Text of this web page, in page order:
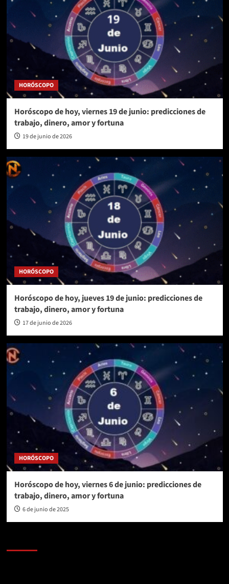
HORÓSCOPO
Horóscopo de hoy, viernes 19 de junio: predicciones de
trabajo, dinero, amor y fortuna
19 de junio de 2026
HORÓSCOPO
Horóscopo de hoy, jueves 19 de junio: predicciones de
trabajo, dinero, amor y fortuna
17 de junio de 2026
HORÓSCOPO
Horóscopo de hoy, viernes 6 de junio: predicciones de
trabajo, dinero, amor y fortuna
6 de junio de 2025